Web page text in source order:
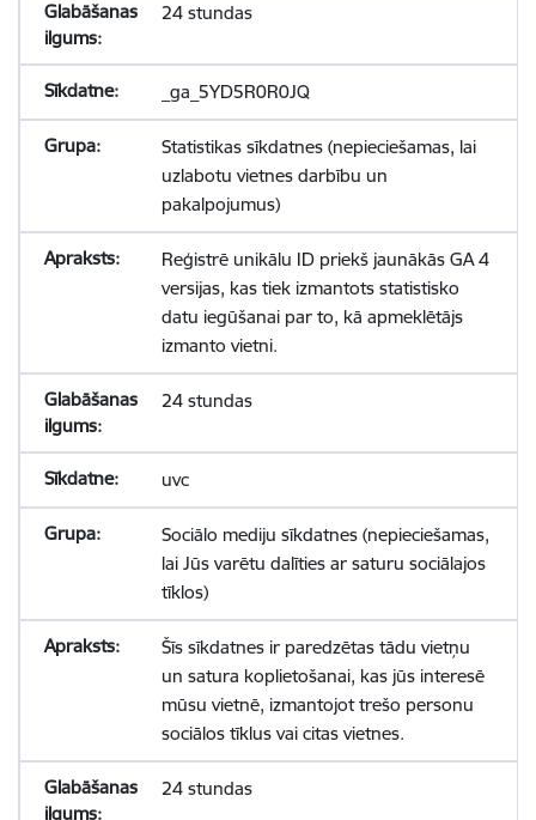
24 stundas
_ga_5YD5R0R0JQ
Statistikas sīkdatnes (nepieciešamas, lai
uzlabotu vietnes darbību un
pakalpojumus)
Reģistrē unikālu ID priekš jaunākās GA 4
versijas, kas tiek izmantots statistisko
datu iegūšanai par to, kā apmeklētājs
izmanto vietni.
24 stundas
uvc
Sociālo mediju sīkdatnes (nepieciešamas,
lai Jūs varētu dalīties ar saturu sociālajos
tīklos)
Šīs sīkdatnes ir paredzētas tādu vietņu
un satura koplietošanai, kas jūs interesē
mūsu vietnē, izmantojot trešo personu
sociālos tīklus vai citas vietnes.
24 stundas